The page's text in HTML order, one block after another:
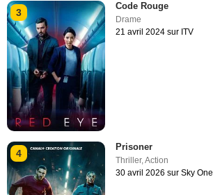
3
Code Rouge
Drame
21 avril 2024 sur ITV
4
Prisoner
Thriller,Action
30 avril 2026 sur Sky One